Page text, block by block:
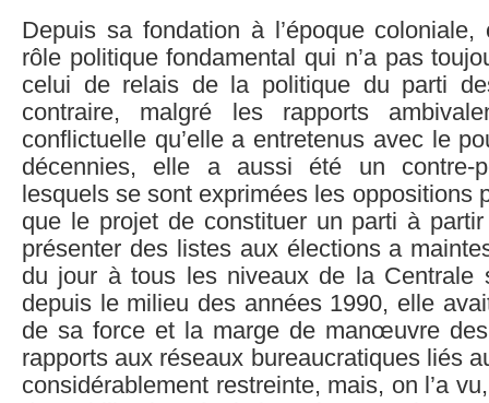
Depuis sa fondation à l’époque
rôle politique fondamental qui n’a pas
celui de relais de la politique du parti
contraire, malgré les rapports
conflictuelle qu’elle a entretenus avec le
décennies, elle a aussi été un contre-
lesquels se sont exprimées les oppositions
que le projet de constituer un parti à
présenter des listes aux élections a
du jour à tous les niveaux de la Centrale
depuis le milieu des années 1990, elle
de sa force et la marge de manœuvre
rapports aux réseaux bureaucratiques liés
considérablement restreinte, mais, on l’a